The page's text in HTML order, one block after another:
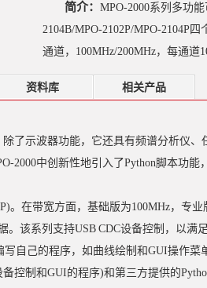
简介： MPO-2000系列多功
2104B/MPO-2102P/MPO-2104P
通道，100MHz/200MHz，每通道
资料库 相关产品
了示波器功能，它还具有频谱分析仪
2000中创新性地引入了Python脚本功
。在带宽方面，基础版为100MHz，专
该系列支持USB CDC设备控制，以满
写自己的程序，如曲线绘制和GUI操作
控制和GUI的程序)和第三方提供的